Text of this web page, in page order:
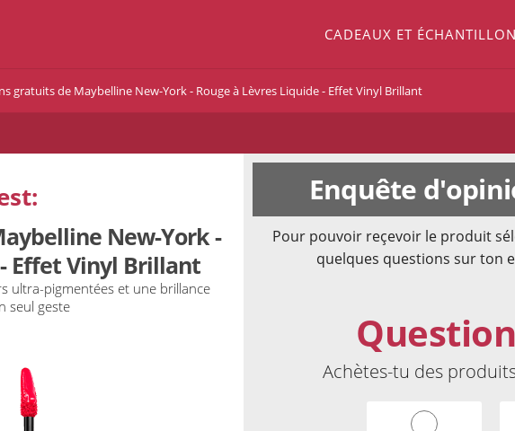
CADEAUX ET
gratuits de Maybelline New-York - Rouge à Lèvres Liquide - Effet Vinyl Brillant
New-York -
Effet Vinyl Brillant
ultra-pigmentées et une brillance
seul geste
Enquête
Pour pouvoir reçevoir le produit
quelques questions sur ton
Achètes-tu des